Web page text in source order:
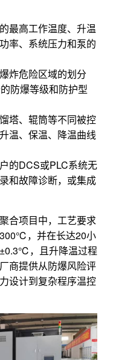
最高工作温度、升温
率、系统压力和泵的
炸危险区域的划分
防爆等级和防护型
塔、辊筒等不同被控
温、保温、降温曲线
的DCS或PLC系统无
和故障诊断，或集成
合项目中，工艺要求
，并在长达20小
，且升降温过程
商提供从防爆风险评
设计到复杂程序温控